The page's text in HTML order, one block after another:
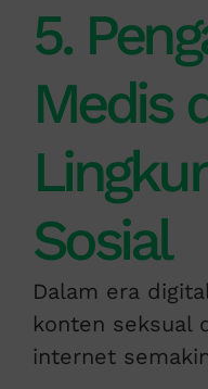
5.
Medis
Sosial
Dalam era
konten seksual
internet